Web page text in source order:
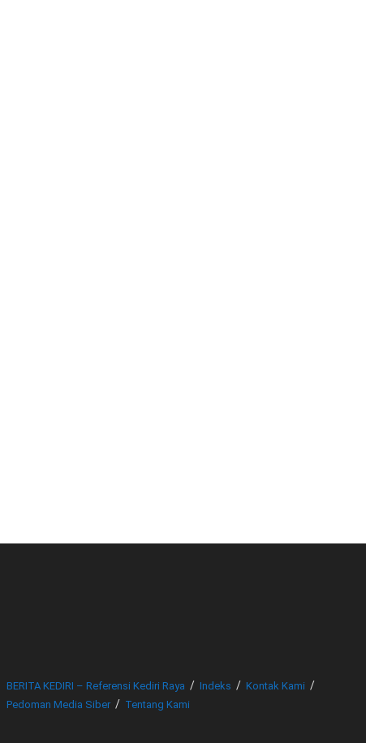
BERITA KEDIRI – Referensi Kediri Raya Indeks
Kontak Kami
Pedoman Media Siber
Tentang Kami